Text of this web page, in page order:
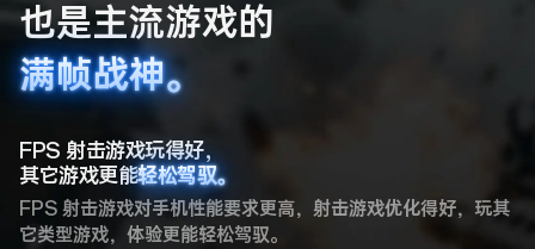
也是主流游戏的
满帧战神。
满帧战神。
FPS 射击游戏玩得好，
其它游戏更能轻松驾驭。
轻松驾驭。
FPS 射击游戏对手机性能要求更高，射击游戏优化得好，玩其
它类型游戏，体验更能轻松驾驭。